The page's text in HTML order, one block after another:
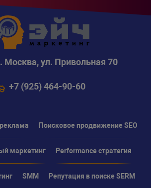
Москва, ул. Привольная 70
+7 (925) 464-90-60
Поисковое продвижение SEO
маркетинг Performance стратегия
SMM Репутация в поиске SERM